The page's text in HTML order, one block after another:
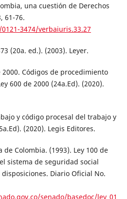
una cuestión de Derechos
61-76.
3474/verbaiuris.33.27
(20a. ed.). (2003). Leyer.
2000. Códigos de procedimiento
600 de 2000 (24a.Ed). (2020).
y código procesal del trabajo y
(2020). Legis Editores.
Colombia. (1993). Ley 100 de
sistema de seguridad social
Diario Oficial No.
senado/basedoc/ley_01